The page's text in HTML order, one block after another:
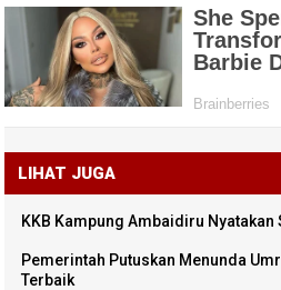
LIHAT JUGA
KKB Kampung Ambaidiru Nyatakan
Pemerintah Putuskan Menunda
Terbaik